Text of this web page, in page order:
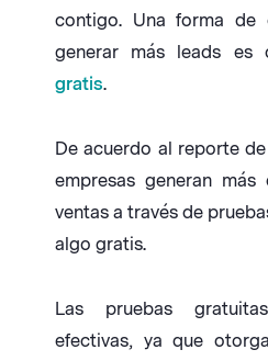
contigo. Una forma de
generar más leads es
gratis.
De acuerdo al reporte
empresas generan
ventas a través de
algo gratis.
Las pruebas
efectivas, ya que